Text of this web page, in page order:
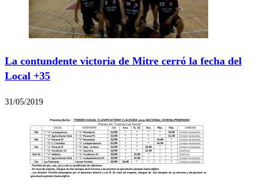
La contundente victoria de Mitre cerró la fecha del
Local +35
31/05/2019